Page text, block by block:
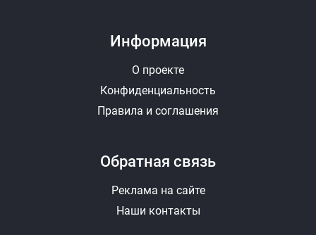
Информация
О проекте
Конфиденциальность
Правила и соглашения
Обратная связь
Реклама на сайте
Наши контакты